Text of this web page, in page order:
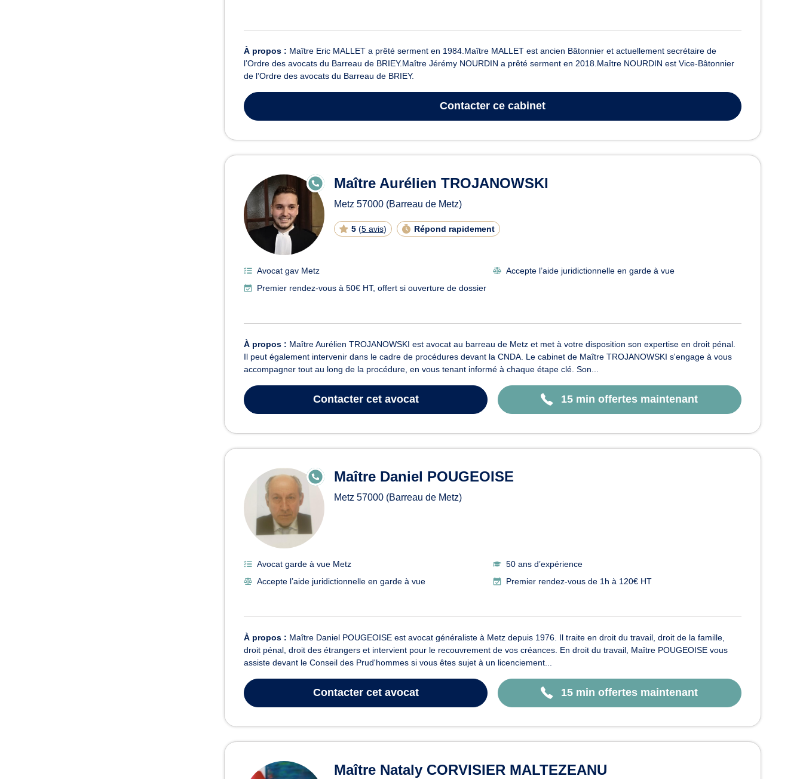
À propos : Maître Eric MALLET a prêté serment en 1984.Maître MALLET est ancien Bâtonnier et actuellement secrétaire de
l’Ordre des avocats du Barreau de BRIEY.Maître Jérémy NOURDIN a prêté serment en 2018.Maître NOURDIN est Vice-Bâtonnier
de l’Ordre des avocats du Barreau de BRIEY.
Contacter ce cabinet
Maître Aurélien TROJANOWSKI
Metz 57000 (Barreau de Metz)
5 (5 avis) Répond rapidement
E
N
Avocat gav Metz
Accepte l’aide juridictionnelle en garde à vue
Premier rendez-vous à 50€ HT, offert si ouverture de dossier
À propos : Maître Aurélien TROJANOWSKI est avocat au barreau de Metz et met à votre disposition son expertise en droit pénal.
Il peut également intervenir dans le cadre de procédures devant la CNDA. Le cabinet de Maître TROJANOWSKI s'engage à vous
accompagner tout au long de la procédure, en vous tenant informé à chaque étape clé. Son...
Contactercet avocat 15 min offertes maintenant
Maître Daniel POUGEOISE
Metz 57000 (Barreau de Metz)
E
N
Avocat garde à vue Metz
50 ans d’expérience
Accepte l’aide juridictionnelle en garde à vue
Premier rendez-vous de 1h à 120€ HT
À propos : Maître Daniel POUGEOISE est avocat généraliste à Metz depuis 1976. Il traite en droit du travail, droit de la famille,
droit pénal, droit des étrangers et intervient pour le recouvrement de vos créances. En droit du travail, Maître POUGEOISE vous
assiste devant le Conseil des Prud'hommes si vous êtes sujet à un licenciement...
Contactercet avocat 15 min offertes maintenant
Maître Nataly CORVISIER MALTEZEANU